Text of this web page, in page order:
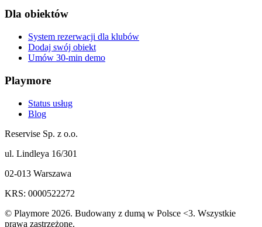
Dla obiektów
System rezerwacji dla klubów
Dodaj swój obiekt
Umów 30-min demo
Playmore
Status usług
Blog
Reservise Sp. z o.o.
ul. Lindleya 16/301
02-013 Warszawa
KRS: 0000522272
© Playmore 2026. Budowany z dumą w Polsce <3. Wszystkie
prawa zastrzeżone.